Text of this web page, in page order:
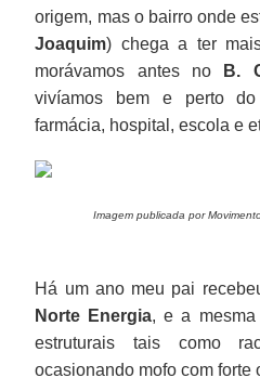
origem, mas o bairro onde
Joaquim) chega a ter
morávamos antes no
B.
vivíamos bem e perto do
farmácia, hospital, escola e
Imagem publicada por
Há um ano meu pai
Norte Energia, e a mesma
estruturais tais como
ocasionando mofo com forte